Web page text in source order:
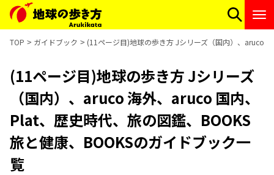
TOP ガイドブック (11ページ目)地球の歩き方 Jシリーズ（国内）、aruco
(11ページ目)地球の歩き方 Jシリーズ
（国内）、aruco 海外、aruco 国内、
Plat、歴史時代、旅の図鑑、BOOKS
旅と健康、BOOKSのガイドブック一
覧